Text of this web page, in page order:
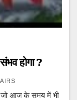
होगा ?
जो आज के समय में भी